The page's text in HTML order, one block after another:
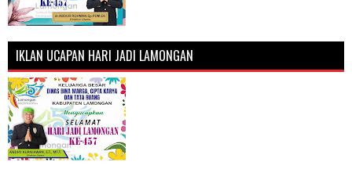
IKLAN UCAPAN HARI JADI LAMONGAN